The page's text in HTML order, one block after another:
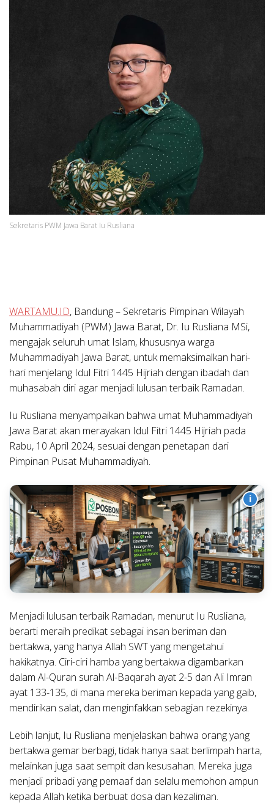
Sekretaris PWM Jawa Barat Iu Rusliana
WARTAMU.ID, Bandung – Sekretaris Pimpinan Wilayah
Muhammadiyah (PWM) Jawa Barat, Dr. Iu Rusliana MSi,
mengajak seluruh umat Islam, khususnya warga
Muhammadiyah Jawa Barat, untuk memaksimalkan hari-
hari menjelang Idul Fitri 1445 Hijriah dengan ibadah dan
muhasabah diri agar menjadi lulusan terbaik Ramadan.
Iu Rusliana menyampaikan bahwa umat Muhammadiyah
Jawa Barat akan merayakan Idul Fitri 1445 Hijriah pada
Rabu, 10 April 2024, sesuai dengan penetapan dari
Pimpinan Pusat Muhammadiyah.
i
Menjadi lulusan terbaik Ramadan, menurut Iu Rusliana,
berarti meraih predikat sebagai insan beriman dan
bertakwa, yang hanya Allah SWT yang mengetahui
hakikatnya. Ciri-ciri hamba yang bertakwa digambarkan
dalam Al-Quran surah Al-Baqarah ayat 2-5 dan Ali Imran
ayat 133-135, di mana mereka beriman kepada yang gaib,
mendirikan salat, dan menginfakkan sebagian rezekinya.
Lebih lanjut, Iu Rusliana menjelaskan bahwa orang yang
bertakwa gemar berbagi, tidak hanya saat berlimpah harta,
melainkan juga saat sempit dan kesusahan. Mereka juga
menjadi pribadi yang pemaaf dan selalu memohon ampun
kepada Allah ketika berbuat dosa dan kezaliman.